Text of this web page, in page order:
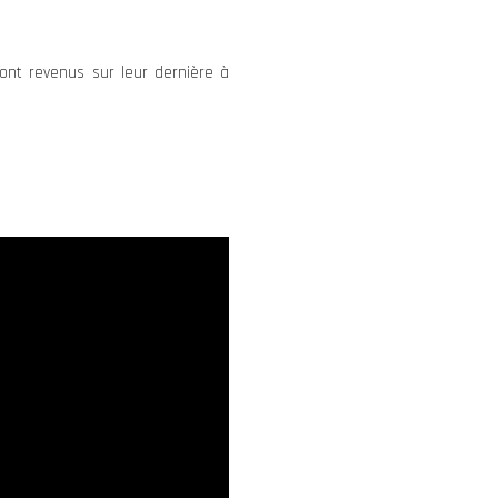
revenus sur leur dernière à